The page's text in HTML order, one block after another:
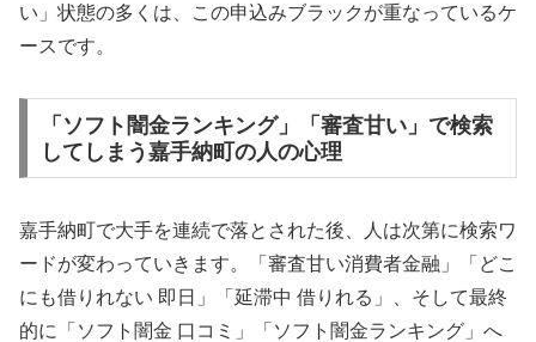
い」状態の多くは、この申込みブラックが重なっているケ
ースです。
「ソフト闇金ランキング」「審査甘い」で検索
してしまう嘉手納町の人の心理
嘉手納町で大手を連続で落とされた後、人は次第に検索ワ
ードが変わっていきます。「審査甘い消費者金融」「どこ
にも借りれない 即日」「延滞中 借りれる」、そして最終
的に「ソフト闇金 口コミ」「ソフト闇金ランキング」へ